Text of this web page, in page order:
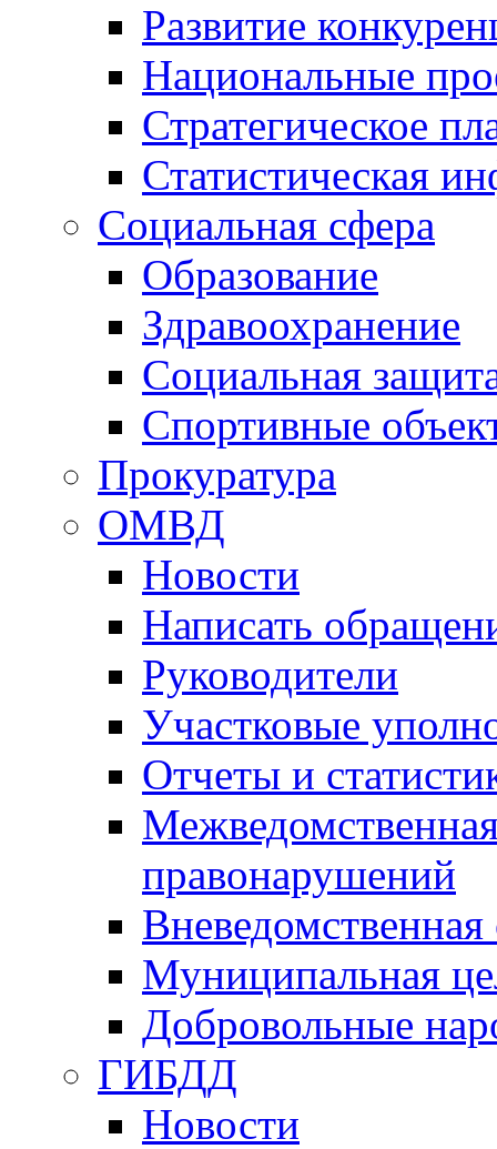
Развитие
Национальные
Стратегическое
Статистическая
Социальная сфера
Образование
Здравоохранение
Социальная
Спортивные
Прокуратура
ОМВД
Новости
Написать
Руководители
Участковые
Отчеты и
правонарушений
Вневедомственная
Муниципальная
Добровольные
ГИБДД
Новости